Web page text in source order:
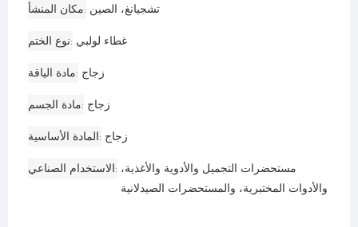
مكان المنشأ تشجيانغ، الصين
نوع الختم غطاء لولبي
مادة الياقة زجاج
مادة الجسم زجاج
المادة الأساسية زجاج
الاستخدام الصناعي مستحضرات التجميل والأدوية والأغذية،
والأدوات المختبرية، والمستحضرات الصيدلانية